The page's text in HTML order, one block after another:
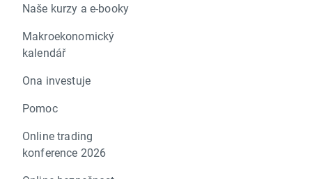
Naše kurzy a e-booky
Makroekonomický
kalendář
Ona investuje
Pomoc
Online trading
konference 2026